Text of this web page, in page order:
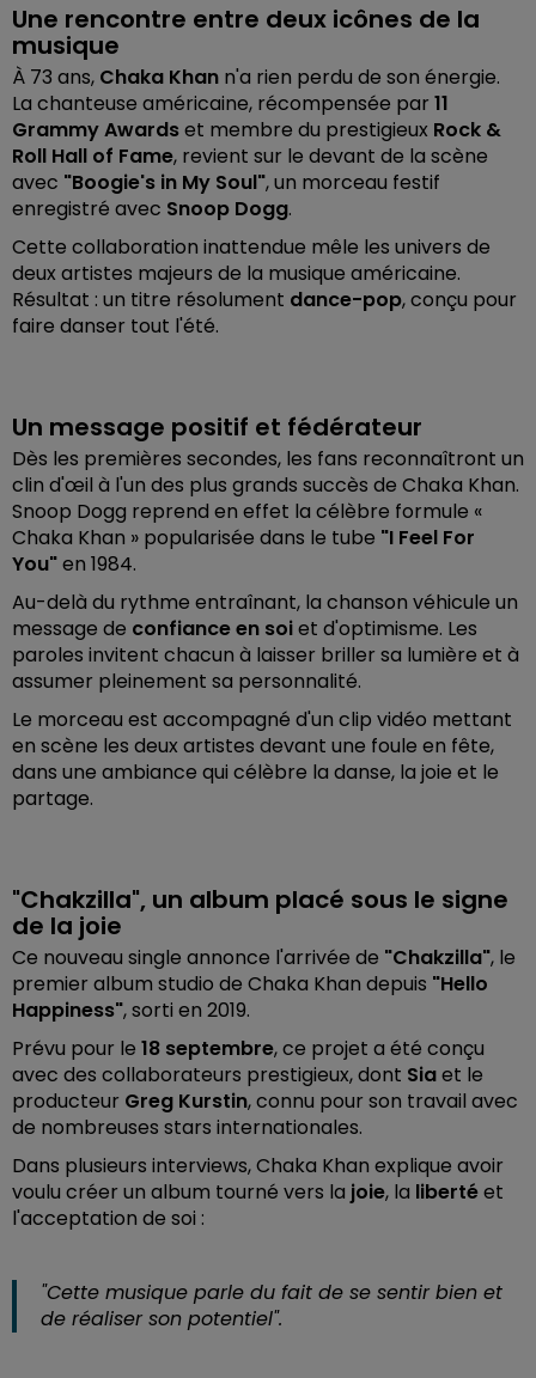
Une rencontre entre deux icônes de la
musique
À 73 ans, Chaka Khan n'a rien perdu de son énergie.
La chanteuse américaine, récompensée par 11
Grammy Awardset membre du prestigieux Rock &
Roll Hall of Fame, revient sur le devant de la scène
avec "Boogie's in My Soul", un morceau festif
enregistré avec Snoop Dogg.
Cette collaboration inattendue mêle les univers de
deux artistes majeurs de la musique américaine.
Résultat : un titre résolument dance-pop, conçu pour
faire danser tout l'été.
Un message positif et fédérateur
Dès les premières secondes, les fans reconnaîtront un
clin d'œil à l'un des plus grands succès de Chaka Khan.
Snoop Dogg reprend en effet la célèbre formule «
Chaka Khan » popularisée dans le tube "I Feel For
You"en 1984.
Au-delà du rythme entraînant, la chanson véhicule un
message de confiance en soiet d'optimisme. Les
paroles invitent chacun à laisser briller sa lumière et à
assumer pleinement sa personnalité.
Le morceau est accompagné d'un clip vidéo mettant
en scène les deux artistes devant une foule en fête,
dans une ambiance qui célèbre la danse, la joie et le
partage.
"Chakzilla", un album placé sous le signe
de la joie
Ce nouveau single annonce l'arrivée de "Chakzilla", le
premier album studio de Chaka Khan depuis "Hello
Happiness", sorti en 2019.
Prévu pour le 18 septembre, ce projet a été conçu
avec des collaborateurs prestigieux, dont Siaet le
producteur Greg Kurstin, connu pour son travail avec
de nombreuses stars internationales.
Dans plusieurs interviews, Chaka Khan explique avoir
voulu créer un album tourné vers la joie, la libertéet
l'acceptation de soi :
"Cette musique parle du fait de se sentir bien et
de réaliser son potentiel".